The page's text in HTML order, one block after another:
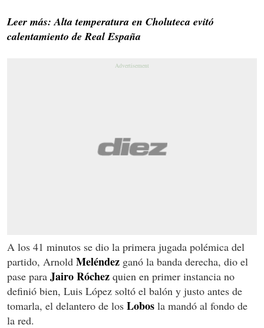
Leer más: Alta temperatura en Choluteca evitó
calentamiento de Real España
A los 41 minutos se dio la primera jugada polémica del
partido, Arnold Meléndez ganó la banda derecha, dio el
pase para JairoRóchez quien en primer instancia no
definió bien, Luis López soltó el balón y justo antes de
tomarla, el delantero de los Lobos la mandó al fondo de
la red.